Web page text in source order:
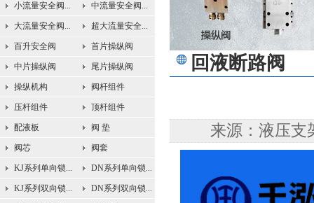
小流量安全阀... 中流量安全阀...
大流量安全阀... 超大流量安全...
百升安全阀 首片操纵阀
中片操纵阀 尾片操纵阀
操纵机构 阀杆组件
压杆组件 顶杆组件
配液板 阀 垫
阀芯 阀套
KJ系列单向锁... DN系列单向锁...
KJ系列双向锁... DN系列双向锁...
回液断路阀
来源：液压支